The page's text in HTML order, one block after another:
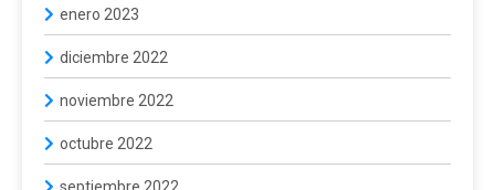
enero 2023
diciembre 2022
noviembre 2022
octubre 2022